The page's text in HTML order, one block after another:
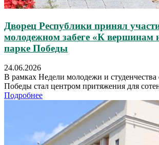
Дворец Республики принял
молодежном забеге «К вершинам
парке Победы
24.06.2026
В рамках Недели молодежи и
Победы стал центром притяжения для
Подробнее